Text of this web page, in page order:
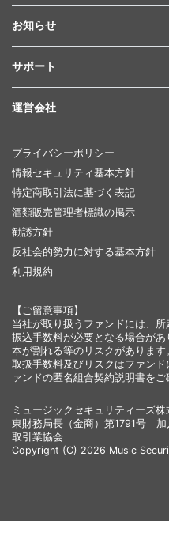
お知らせ
サポート
運営会社
プライバシーポリシー
情報セキュリティ基本方針
特定商取引法に基づく表記
酒類販売管理者標識の掲示
勧誘方針
反社会的勢力に対する基本方針
利用規約
【ご留意事項】
当社が取り扱うファンドには、
振込手数料が必要となる場合が
本が割れる等のリスクがあります
取扱手数料及びリスクはファン
ァンドの匿名組合契約説明書をご
ミュージックセキュリティーズ
東財務局長（金商）第1791号 加
取引業協会
Copyright (C) 2026 Music